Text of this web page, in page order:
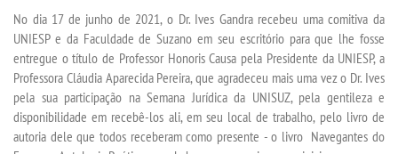
PUBLICAÇÕES
DESTAQUES
No dia 17 de junho de 2021, o Dr. Ives Gandra recebeu uma comitiva da
UNIESP e da Faculdade de Suzano em seu escritório paraque lhe fosse
entregue otítulo de Professor Honoris Causa pela Presidente da UNIESP, a
Professora Cláudia Aparecida Pereira, que agradeceu mais uma vez o Dr. Ives
pela sua participação na Semana Jurídica da UNISUZ, pela gentileza e
disponibilidade em recebê-los ali, em seu local de trabalho, pelo livro de
autoria dele que todos receberam como presente -o livro Navegantes do